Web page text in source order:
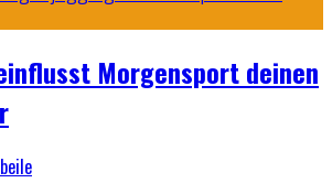
Morgensport deinen